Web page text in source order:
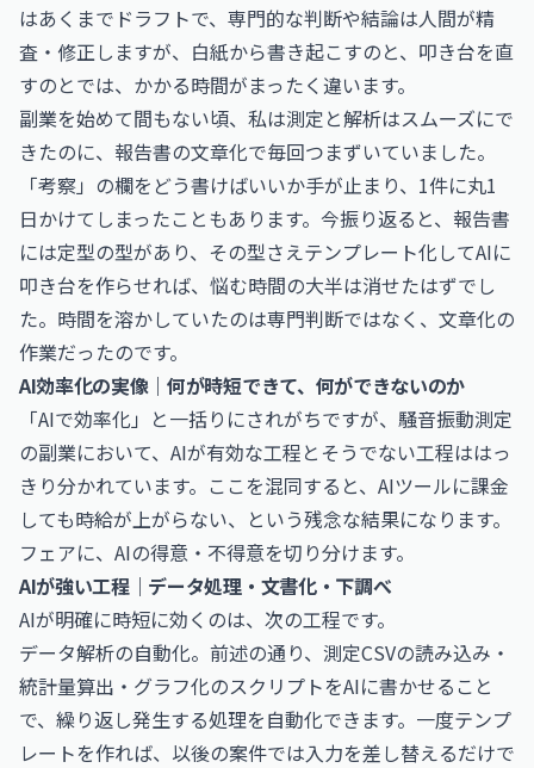
はあくまでドラフトで、専門的な判断や結論は人間が精
査・修正しますが、白紙から書き起こすのと、叩き台を直
すのとでは、かかる時間がまったく違います。
副業を始めて間もない頃、私は測定と解析はスムーズにで
きたのに、報告書の文章化で毎回つまずいていました。
「考察」の欄をどう書けばいいか手が止まり、1件に丸1
日かけてしまったこともあります。今振り返ると、報告書
には定型の型があり、その型さえテンプレート化してAIに
叩き台を作らせれば、悩む時間の大半は消せたはずでし
た。時間を溶かしていたのは専門判断ではなく、文章化の
作業だったのです。
AI効率化の実像｜何が時短できて、何ができないのか
「AIで効率化」と一括りにされがちですが、騒音振動測定
の副業において、AIが有効な工程とそうでない工程ははっ
きり分かれています。ここを混同すると、AIツールに課金
しても時給が上がらない、という残念な結果になります。
フェアに、AIの得意・不得意を切り分けます。
AIが強い工程｜データ処理・文書化・下調べ
AIが明確に時短に効くのは、次の工程です。
データ解析の自動化。前述の通り、測定CSVの読み込み・
統計量算出・グラフ化のスクリプトをAIに書かせること
で、繰り返し発生する処理を自動化できます。一度テンプ
レートを作れば、以後の案件では入力を差し替えるだけで